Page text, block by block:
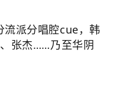
流派分唱腔cue，韩
张杰……乃至华阴